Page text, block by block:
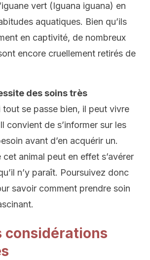
vert (Iguana iguana) en
aquatiques. Bien qu’ils
en captivité, de nombreux
encore cruellement retirés de
des soins très
tout se passe bien, il peut vivre
convient de s’informer sur les
avant d’en acquérir un.
cet animal peut en effet s’avérer
n’y paraît. Poursuivez donc
savoir comment prendre soin
considérations